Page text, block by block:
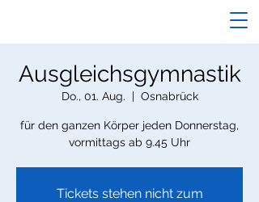
Ausgleichsgymnastik
Do., 01. Aug.
  |
Osnabrück
für den ganzen Körper jeden Donnerstag,
vormittags ab 9.45 Uhr
Tickets stehen nicht zum